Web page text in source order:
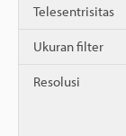
Telesentrisitas
Ukuran filter
Resolusi